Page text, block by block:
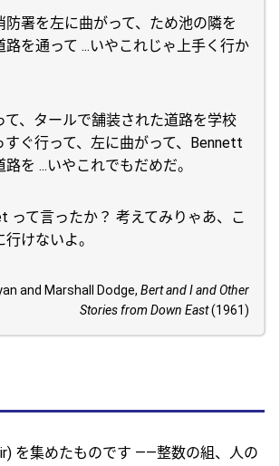
防署を左に曲がって、ため池の隣を
を通って ...いやこれじゃ上手く行か
て、タールで舗装された道路を学校
すぐ行って、左に曲がって、Bennett
を ...いやこれでもだめだ。
って言ったか？ 考えてみりゃあ、こ
けないよ。
and Marshall Dodge, Bert and I and Other
Stories from Down East(1961)
を集めたものです ――整数の組、人の